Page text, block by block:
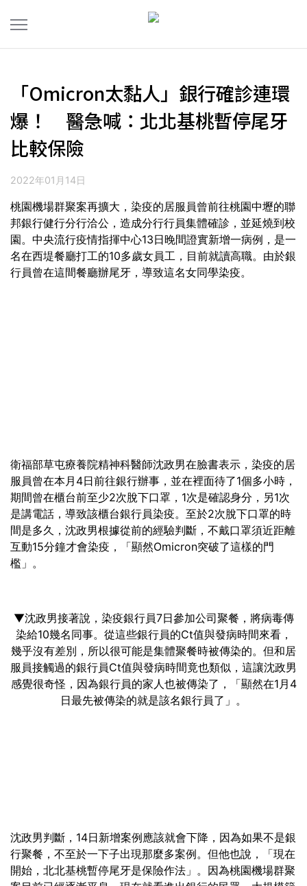
「Omicron太黏人」銀行確診連環
爆！ 醫急喊：北北基桃暫停尾牙
比較保險
2022年01月14日
桃園機場群聚案再擴大，染疫的居服員曾前往桃園中壢的聯
邦銀行健行分行洽公，造成分行行員集體確診，並延燒到校
園。中央流行疫情指揮中心13日晚間證實新增一病例，是一
名在西堤餐廳打工的10多歲女員工，目前就讀高職。由於銀
行員曾在這間餐廳辦尾牙，導致這名女同學染疫。
衛福部草屯療養院精神科醫師沈政男在臉書表示，染疫的居
服員曾在本月4日前往銀行辦事，並在裡面待了1個多小時，
期間曾在櫃台前至少2次脫下口罩，1次是確認身分，另1次
是講電話，導致該櫃台銀行員染疫。至於2次脫下口罩的時
間是多久，沈政男根據從前的經驗判斷，不戴口罩須近距離
互動15分鐘才會染疫，「顯然Omicron突破了這樣的門
檻」。
▼沈政男接著說，染疫銀行員7日參加公司聚餐，將病毒傳
染給10幾名同事。從這些銀行員的Ct值與發病時間來看，
幾乎沒有差別，所以很可能是集體聚餐時被傳染的。但和居
服員接觸過的銀行員Ct值與發病時間竟也類似，這讓沈政男
感覺很奇怪，因為銀行員的家人也被傳染了，「顯然在1月4
日最先被傳染的就是該名銀行員了」。
沈政男判斷，14日新增案例應該就會下降，因為如果不是銀
行聚餐，不至於一下子出現那麼多案例。但他也說，「現在
開始，北北基桃暫停尾牙是保險作法」。因為桃園機場群聚